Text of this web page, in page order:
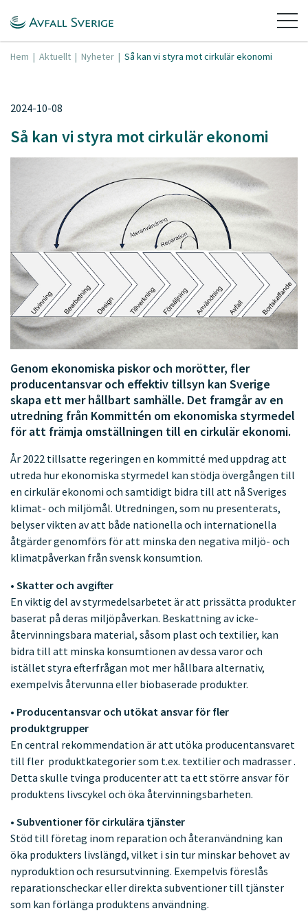
Hem | Aktuellt | Nyheter | Så kan vi styra mot cirkulär ekonomi
2024-10-08
Så kan vi styra mot cirkulär ekonomi
Genom ekonomiska piskor och morötter, fler
producentansvar och effektiv tillsyn kan Sverige
skapa ett mer hållbart samhälle. Det framgår av en
utredning från Kommittén om ekonomiska styrmedel
för att främja omställningen till en cirkulär ekonomi.
År 2022 tillsatte regeringen en kommitté med uppdrag att
utreda hur ekonomiska styrmedel kan stödja övergången till
en cirkulär ekonomi och samtidigt bidra till att nå Sveriges
klimat- och miljömål. Utredningen, som nu presenterats,
belyser vikten av att både nationella och internationella
åtgärder genomförs för att minska den negativa miljö- och
klimatpåverkan från svensk konsumtion.
• Skatter och avgifter
En viktig del av styrmedelsarbetet är att prissätta produkter
baserat på deras miljöpåverkan. Beskattning av icke-
återvinningsbara material, såsom plast och textilier, kan
bidra till att minska konsumtionen av dessa varor och
istället styra efterfrågan mot mer hållbara alternativ,
exempelvis återvunna eller biobaserade produkter.
• Producentansvar och utökat ansvar för fler
produktgrupper
En central rekommendation är att utöka producentansvaret
till fler produktkategorier som t.ex. textilier och madrasser .
Detta skulle tvinga producenter att ta ett större ansvar för
produktens livscykel och öka återvinningsbarheten.
• Subventioner för cirkulära tjänster
Stöd till företag inom reparation och återanvändning kan
öka produkters livslängd, vilket i sin tur minskar behovet av
nyproduktion och resursutvinning. Exempelvis föreslås
reparationscheckar eller direkta subventioner till tjänster
som kan förlänga produktens användning.